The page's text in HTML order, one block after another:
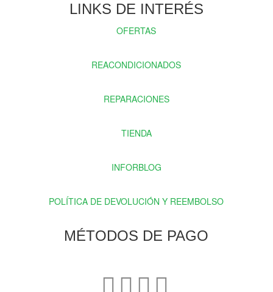
LINKS DE INTERÉS
OFERTAS
REACONDICIONADOS
REPARACIONES
TIENDA
INFORBLOG
POLÍTICA DE DEVOLUCIÓN Y REEMBOLSO
MÉTODOS DE PAGO